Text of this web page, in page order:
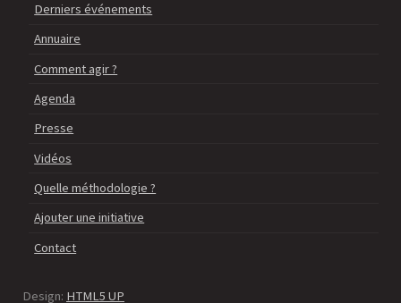
Derniers événements
Annuaire
Comment agir ?
Agenda
Presse
Vidéos
Quelle méthodologie ?
Ajouter une initiative
Contact
Design: HTML5 UP